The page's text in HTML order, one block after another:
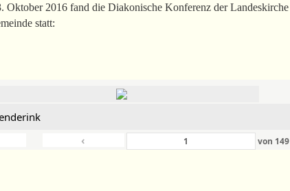
Oktober 2016 fand die Diakonische Konferenz der Landeskirche
statt:
‹ von 149